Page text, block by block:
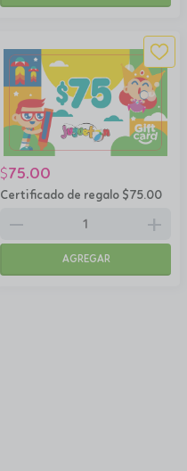
Certificado de regalo $75.00
$75.00
remove add
AGREGAR